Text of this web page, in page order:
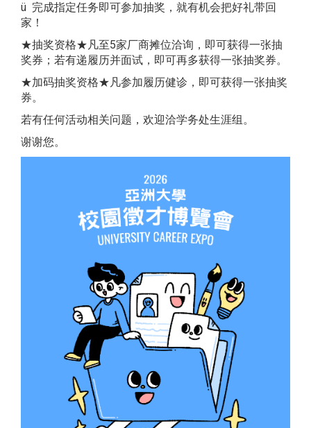
ü 完成指定任务即可参加抽奖，就有机会把好礼带回
家！
★抽奖资格★凡至5家厂商摊位洽询，即可获得一张抽
奖券；若有递履历并面试，即可再多获得一张抽奖券。
★加码抽奖资格★凡参加履历健诊，即可获得一张抽奖
券。
若有任何活动相关问题，欢迎洽学务处生涯组。
谢谢您。